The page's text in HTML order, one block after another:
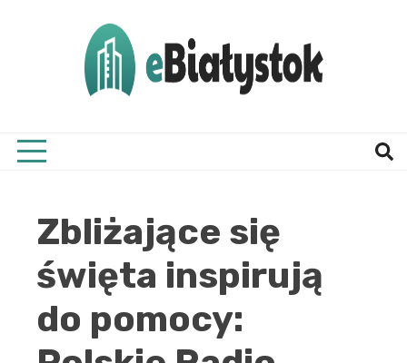
Zbliżające się
święta inspirują
do pomocy: